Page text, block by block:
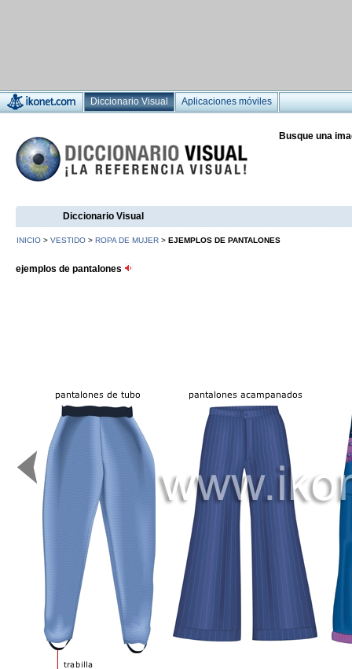
Diccionario Visual Aplicaciones móviles
Busque una
Diccionario Visual
INICIO > VESTIDO > ROPA DE MUJER > EJEMPLOS DE PANTALONES
ejemplos de pantalones